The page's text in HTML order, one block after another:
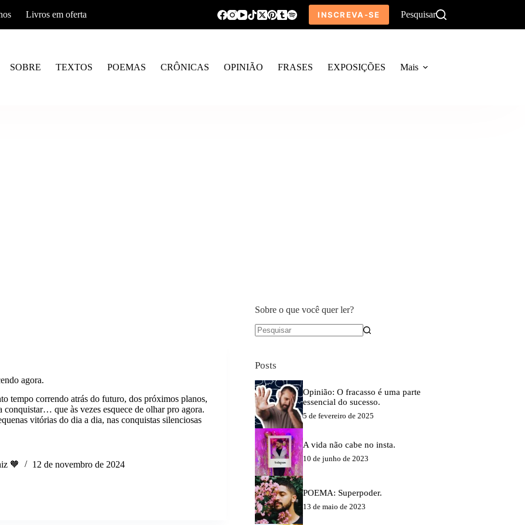
Livros em oferta INSCREVA-SE Pesquisar
SOBRE TEXTOS POEMAS CRÔNICAS OPINIÃO FRASES EXPOSIÇÕES Mais
agora.
tempo correndo atrás do futuro, dos próximos planos,
conquistar… que às vezes esquece de olhar pro agora.
vitórias do dia a dia, nas conquistas silenciosas
🧡 12 de novembro de 2024
Sobre o que você quer ler?
Posts
Opinião: O fracasso é uma parte
essencial do sucesso.
5 de fevereiro de 2025
A vida não cabe no insta.
10 de junho de 2023
POEMA: Superpoder.
13 de maio de 2023